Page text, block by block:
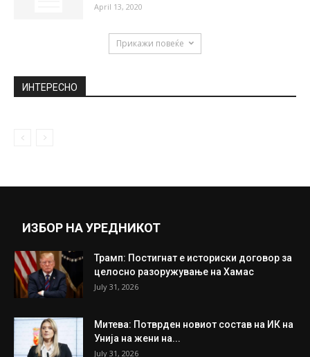
April 13, 2020
Прикажи повеќе
ИНТЕРЕСНО
ИЗБОР НА УРЕДНИКОТ
Трамп: Постигнат е историски договор за
целосно разоружување на Хамас
July 31, 2026
Митева: Потврден новиот состав на ИК на
Унија на жени на...
July 31, 2026